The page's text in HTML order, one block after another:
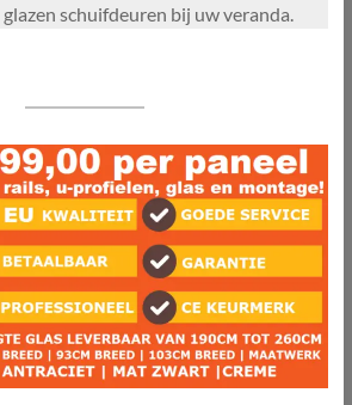
schuifdeuren bij uw veranda.